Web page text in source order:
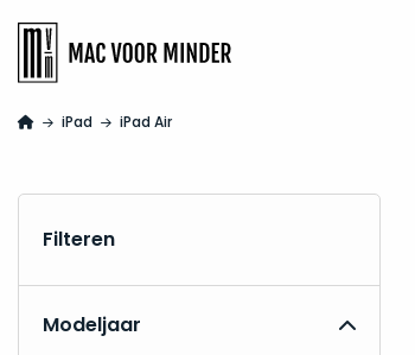
iPad iPad Air
Filteren
Modeljaar